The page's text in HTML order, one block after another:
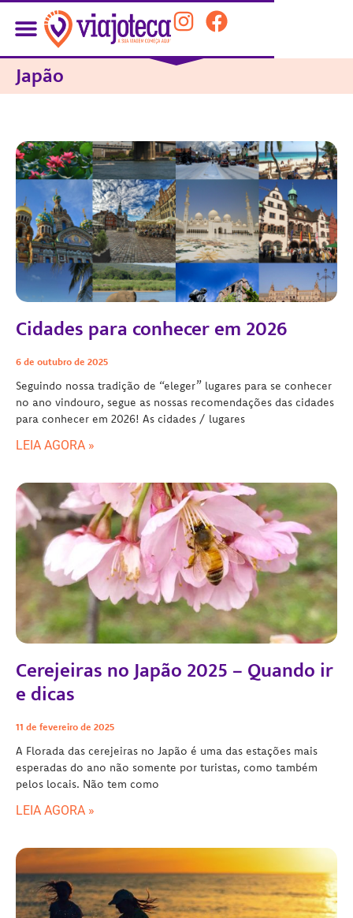
Japão
Cidades para conhecer em 2026
6 de outubro de 2025
Seguindo nossa tradição de “eleger” lugares para se conhecer
no ano vindouro, segue as nossas recomendações das cidades
para conhecer em 2026! As cidades / lugares
LEIA AGORA »
Cerejeiras no Japão 2025 – Quando ir
e dicas
11 de fevereiro de 2025
A Florada das cerejeiras no Japão é uma das estações mais
esperadas do ano não somente por turistas, como também
pelos locais. Não tem como
LEIA AGORA »